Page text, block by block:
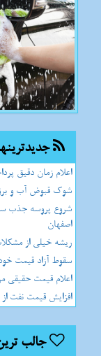
اعلام زمان دقیق
شوک قبوض آب و
اصفهان
ریشه خیلی از
سقوط آزاد قیمت
اعلام قیمت حقیقی
افزایش قیمت نفت
جالب